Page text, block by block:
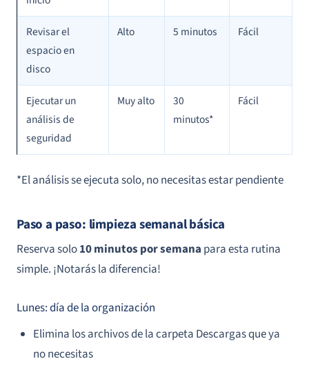
Revisar el
espacio en
disco
Alto 5 minutos Fácil
Ejecutar un
análisis de
seguridad
Muy alto
30
minutos*
Fácil
*El análisis se ejecuta solo, no necesitas estar pendiente
Paso a paso: limpieza semanal básica
Reserva solo10 minutos por semana para esta rutina
simple. ¡Notarás la diferencia!
Lunes: día de la organización
Elimina los archivos de la carpeta Descargas que ya
no necesitas